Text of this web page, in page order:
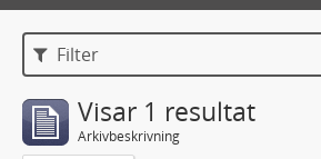
Filter
Visar 1 resultat
Arkivbeskrivning